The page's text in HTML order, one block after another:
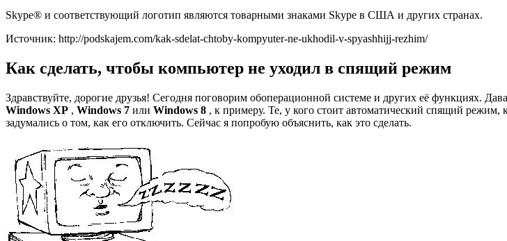
Skype® и соответствующий логотип являются товарными знаками Skype в США и других странах.
Источник: http://podskajem.com/kak-sdelat-chtoby-kompyuter-ne-ukhodil-v-spyashhijj-rezhim/
Как сделать, чтобы компьютер не уходил в спящий режим
Здравствуйте, дорогие друзья! Сегодня поговорим обоперационной системе и других её функциях.
Windows XP , Windows 7 или Windows 8 , к примеру. Те, у кого стоит автоматический спящий режим,
задумались о том, как его отключить. Сейчас я попробую объяснить, как это сделать.